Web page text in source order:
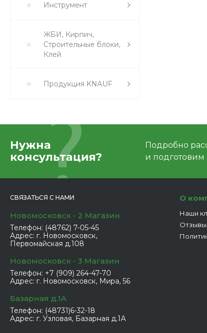
Инструмент
ЖБИ, Кирпич,
Строительные блоки,
Клей
Продукция KNAUF
Нужна
консультация?
Подробно
и
СВЯЗАТЬСЯ С НАМИ
Новомосковск - 2 Магазин
Телефон: (48762) 7-05-45
Адрес: г. Новомосковск,
Первомайская д.108
Новомосковск - 3 Магазин
Телефон: +7 (909) 264-47-70
Адрес: г. Новомосковск, Мира, 56
Базарная д.1А
Телефон: (48731)6-32-18
Адрес: г. Узловая, Базарная д.1А
О
Наши
Отзывы